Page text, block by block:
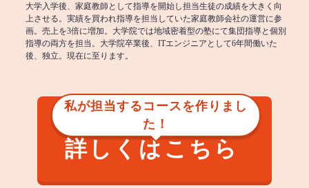
大学入学後、家庭教師として指導を開始し担当生徒の成績を大きく向
上させる。実績を買われ指導を担当していた家庭教師会社の運営に参
画。売上を3倍に増加。大学院では地域密着型の塾にて集団指導と個別
指導の両方を担当。大学院卒業後、ITエンジニアとして6年間働いた
後、独立。現在に至ります。
私が担当するコースを作りまし
た！
詳しくはこちら